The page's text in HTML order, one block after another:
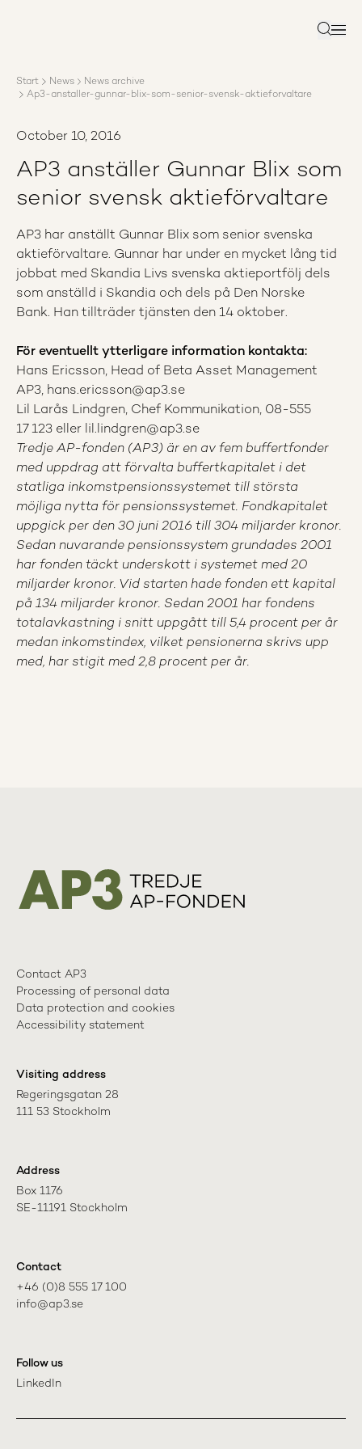
Reports
Search
Start News
News archive
Ap3-anstaller-gunnar-blix-som-senior-svensk-aktieforvaltare
October 10, 2016
AP3 anställer Gunnar Blix som
senior svensk aktieförvaltare
AP3 har anställt Gunnar Blix som senior svenska
aktieförvaltare. Gunnar har under en mycket lång tid
jobbat med Skandia Livs svenska aktieportfölj dels
som anställd i Skandia och dels på Den Norske
Bank. Han tillträder tjänsten den 14 oktober.
För eventuellt ytterligare information kontakta:
Hans Ericsson, Head of Beta Asset Management
AP3, hans.ericsson@ap3.se
Lil Larås Lindgren, Chef Kommunikation, 08-555
17 123 eller lil.lindgren@ap3.se
Tredje AP-fonden (AP3) är en av fem buffertfonder
med uppdrag att förvalta buffertkapitalet i det
statliga inkomstpensionssystemet till största
möjliga nytta för pensionssystemet. Fondkapitalet
uppgick per den 30 juni 2016 till 304 miljarder kronor.
Sedan nuvarande pensionssystem grundades 2001
har fonden täckt underskott i systemet med 20
miljarder kronor. Vid starten hade fonden ett kapital
på 134 miljarder kronor. Sedan 2001 har fondens
totalavkastning i snitt uppgått till 5,4 procent per år
medan inkomstindex, vilket pensionerna skrivs upp
med, har stigit med 2,8 procent per år.
Contact AP3
Processing of personal data
Data protection and cookies
Accessibility statement
Visiting address
Regeringsgatan 28
111 53 Stockholm
Address
Box 1176
SE-11191 Stockholm
Contact
+46 (0)8 555 17 100
info@ap3.se
Follow us
LinkedIn